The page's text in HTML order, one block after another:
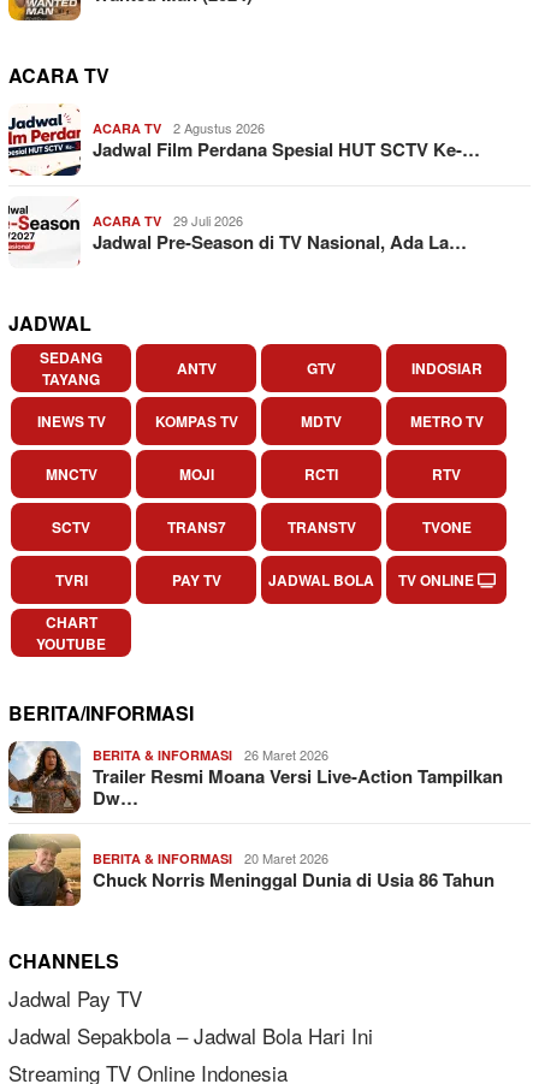
ACARA TV
ACARA TV 2 Agustus 2026
Jadwal Film Perdana Spesial HUT SCTV Ke-…
ACARA TV 29 Juli 2026
Jadwal Pre-Season di TV Nasional, Ada La…
JADWAL
SEDANG
TAYANG
ANTV GTV INDOSIAR
INEWS TV KOMPAS TV MDTV METRO TV
MNCTV MOJI RCTI RTV
SCTV TRANS7 TRANSTV TVONE
TVRI PAY TV JADWAL BOLA
TV ONLINE
CHART
YOUTUBE
BERITA/INFORMASI
BERITA & INFORMASI 26 Maret 2026
Trailer Resmi Moana Versi Live-Action Tampilkan
Dw…
BERITA & INFORMASI 20 Maret 2026
Chuck Norris Meninggal Dunia di Usia 86 Tahun
CHANNELS
Jadwal Pay TV
Jadwal Sepakbola – Jadwal Bola Hari Ini
Streaming TV Online Indonesia